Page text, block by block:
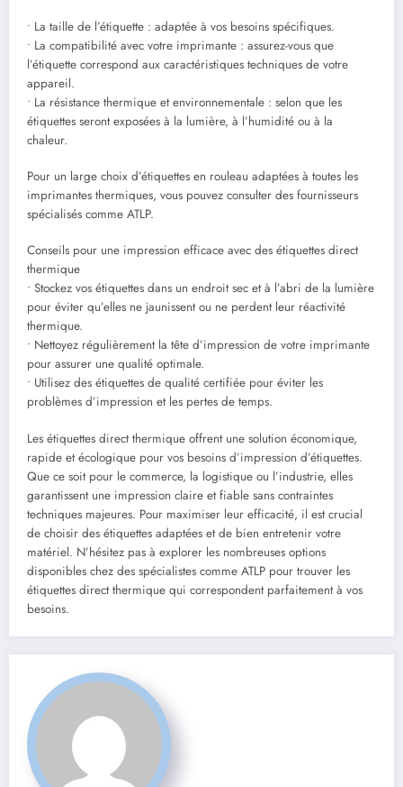
• La taille de l’étiquette : adaptée à vos besoins spécifiques.
• La compatibilité avec votre imprimante : assurez-vous que
l’étiquette correspond aux caractéristiques techniques de votre
appareil.
• La résistance thermique et environnementale : selon que les
étiquettes seront exposées à la lumière, à l’humidité ou à la
chaleur.
Pour un large choix d’étiquettes en rouleau adaptées à toutes les
imprimantes thermiques, vous pouvez consulter des fournisseurs
spécialisés comme ATLP.
Conseils pour une impression efficace avec des étiquettes direct
thermique
• Stockez vos étiquettes dans un endroit sec et à l’abri de la lumière
pour éviter qu’elles ne jaunissent ou ne perdent leur réactivité
thermique.
• Nettoyez régulièrement la tête d’impression de votre imprimante
pour assurer une qualité optimale.
• Utilisez des étiquettes de qualité certifiée pour éviter les
problèmes d’impression et les pertes de temps.
Les étiquettes direct thermique offrent une solution économique,
rapide et écologique pour vos besoins d’impression d’étiquettes.
Que ce soit pour le commerce, la logistique ou l’industrie, elles
garantissent une impression claire et fiable sans contraintes
techniques majeures. Pour maximiser leur efficacité, il est crucial
de choisir des étiquettes adaptées et de bien entretenir votre
matériel. N’hésitez pas à explorer les nombreuses options
disponibles chez des spécialistes comme ATLP pour trouver les
étiquettes direct thermique qui correspondent parfaitement à vos
besoins.